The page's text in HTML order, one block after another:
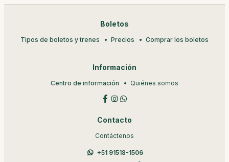
Boletos
Tipos de boletos y trenes Precios Comprar los boletos
Información
Centro de información Quiénes somos
Contacto
Contáctenos
+51 91518-1506